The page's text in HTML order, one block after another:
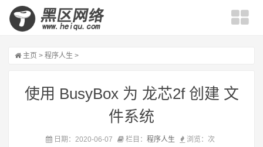
主页 > 程序人生 >
使用 BusyBox 为 龙芯2f 创建 文
件系统
日期：2020-06-07 栏目： 程序人生 浏览： 次